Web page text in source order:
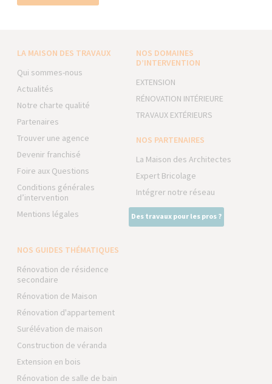
LA MAISON DES TRAVAUX
Qui sommes-nous
Actualités
Notre charte qualité
Partenaires
Trouver une agence
Devenir franchisé
Foire aux Questions
Conditions générales
d’intervention
Mentions légales
NOS DOMAINES
D’INTERVENTION
EXTENSION
RÉNOVATION INTÉRIEURE
TRAVAUX EXTÉRIEURS
NOS PARTENAIRES
La Maison des Architectes
Expert Bricolage
Intégrer notre réseau
Des travaux pour les pros ?
NOS GUIDES THÉMATIQUES
Rénovation de résidence
secondaire
Rénovation de Maison
Rénovation d'appartement
Surélévation de maison
Construction de véranda
Extension en bois
Rénovation de salle de bain